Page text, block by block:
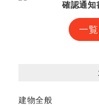
確認通知
一
建物全般